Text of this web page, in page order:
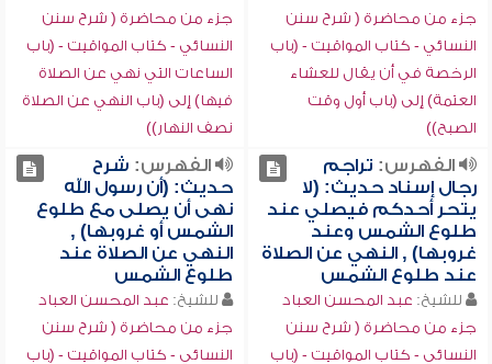
جزء من محاضرة ( شرح سنن
النسائي - كتاب المواقيت - (باب
الرخصة في أن يقال للعشاء
العتمة) إلى (باب أول وقت
الصبح))
جزء من محاضرة ( شرح سنن
النسائي - كتاب المواقيت - (باب
الساعات التي نهي عن الصلاة
فيها) إلى (باب النهي عن الصلاة
نصف النهار))
الفهرس: تراجم
رجال إسناد حديث: (لا
يتحر أحدكم فيصلي عند
طلوع الشمس وعند
غروبها) , النهي عن الصلاة
عند طلوع الشمس
للشيخ: عبد المحسن العباد
جزء من محاضرة ( شرح سنن
النسائي - كتاب المواقيت - (باب
الفهرس: شرح
حديث: (أن رسول الله
نهى أن يصلى مع طلوع
الشمس أو غروبها) ,
النهي عن الصلاة عند
طلوع الشمس
للشيخ: عبد المحسن العباد
جزء من محاضرة ( شرح سنن
النسائي - كتاب المواقيت - (باب